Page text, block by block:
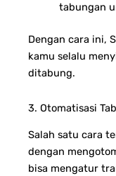
tabungan
Dengan cara ini,
kamu selalu
ditabung.
3. Otomatisasi
Salah satu cara
dengan
bisa mengatur